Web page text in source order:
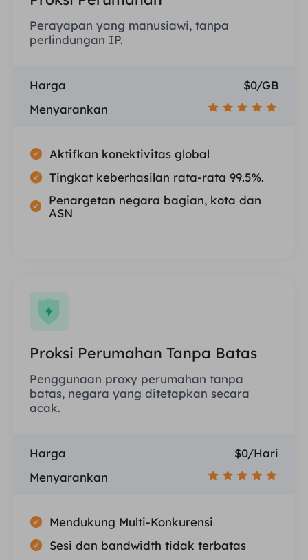
Perayapan yang manusiawi, tanpa
perlindungan IP.
Harga
$0/GB
Menyarankan
Aktifkan konektivitas global
Tingkat keberhasilan rata-rata 99.5%.
Penargetan negara bagian, kota dan
ASN
Proksi Perumahan Tanpa Batas
Penggunaan proxy perumahan tanpa
batas, negara yang ditetapkan secara
acak.
Harga
$0/Hari
Menyarankan
Mendukung Multi-Konkurensi
Sesi dan bandwidth tidak terbatas